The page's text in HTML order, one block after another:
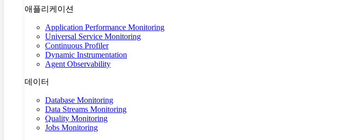
애플리케이션
Application Performance Monitoring
Universal Service Monitoring
Continuous Profiler
Dynamic Instrumentation
Agent Observability
데이터
Database Monitoring
Data Streams Monitoring
Quality Monitoring
Jobs Monitoring